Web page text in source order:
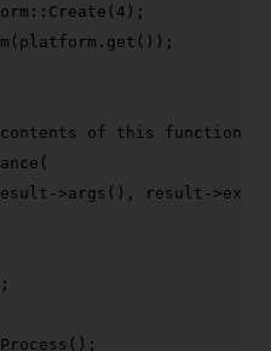
Create ( 4 );
(platform. get ());
of this function.
(
>args (), result->
();